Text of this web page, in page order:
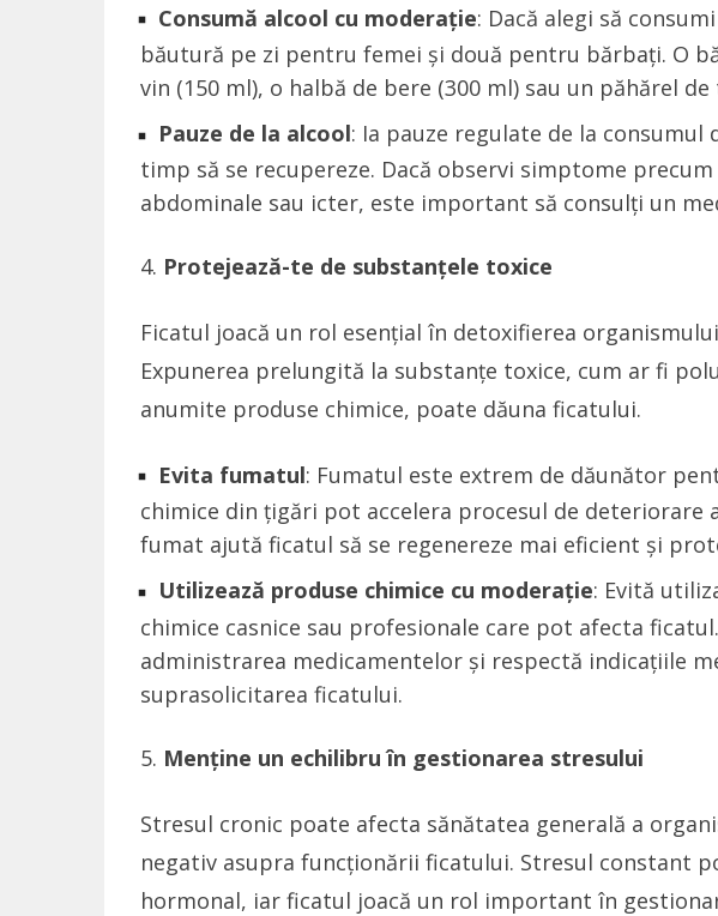
Consumă alcool cu moderație: Dacă alegi să
băutură pe zi pentru femei și două pentru bărbați. O
vin (150 ml), o halbă de bere (300 ml) sau un păhărel de
Pauze de la alcool: Ia pauze regulate de la
timp să se recupereze. Dacă observi simptome
abdominale sau icter, este important să consulți un
Protejează-te de substanțele toxice
Ficatul joacă un rol esențial în detoxifierea
Expunerea prelungită la substanțe toxice, cum ar fi
anumite produse chimice, poate dăuna ficatului.
Evita fumatul: Fumatul este extrem de dăunător
chimice din țigări pot accelera procesul de deteriorare
fumat ajută ficatul să se regenereze mai eficient și
Utilizează produse chimice cu moderație: Evită
chimice casnice sau profesionale care pot afecta
administrarea medicamentelor și respectă indicațiile
suprasolicitarea ficatului.
Menține un echilibru în gestionarea stresului
Stresul cronic poate afecta sănătatea generală a
negativ asupra funcționării ficatului. Stresul constant
hormonal, iar ficatul joacă un rol important în